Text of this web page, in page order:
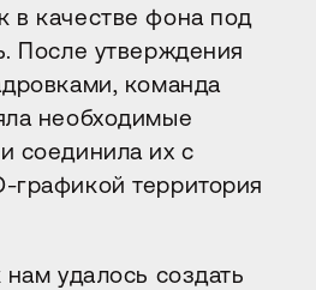
в качестве фона под
После утверждения
команда
необходимые
соединила их с
графикой территория
удалось создать